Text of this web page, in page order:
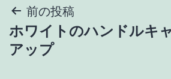
投
稿
前の投稿
ホワイトのハンドルキ
アップ